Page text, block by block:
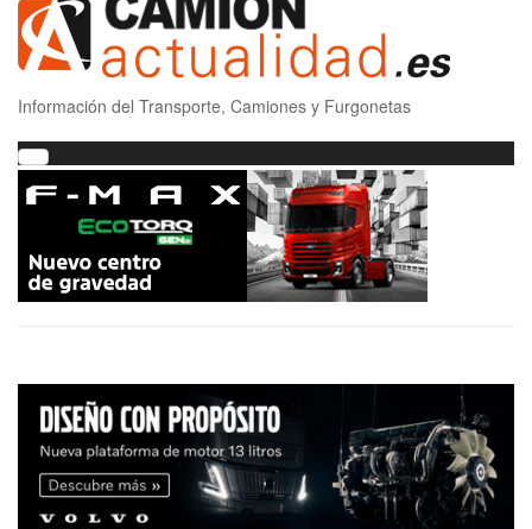
Información del Transporte, Camiones y Furgonetas